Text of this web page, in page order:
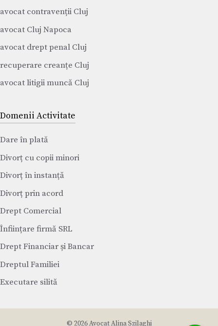
avocat contravenții Cluj
avocat Cluj Napoca
avocat drept penal Cluj
recuperare creanțe Cluj
avocat litigii muncă Cluj
Domenii Activitate
Dare în plată
Divorț cu copii minori
Divorț în instanță
Divorț prin acord
Drept Comercial
Înființare firmă SRL
Drept Financiar și Bancar
Dreptul Familiei
Executare silită
© 2026 Avocat Alina Szilaghi